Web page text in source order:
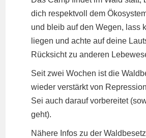
dich respektvoll dem
und bleib auf den Wegen, lass
liegen und achte auf deine
Rücksicht zu anderen
Seit zwei Wochen ist die
wieder verstärkt von
Sei auch darauf vorbereitet
geht).
Nähere Infos zu der